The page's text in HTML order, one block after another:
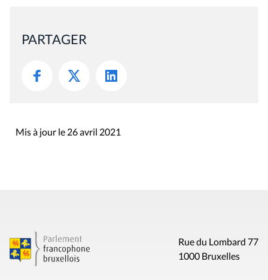
PARTAGER
Mis à jour le 26 avril 2021
Rue du Lombard 77
1000 Bruxelles